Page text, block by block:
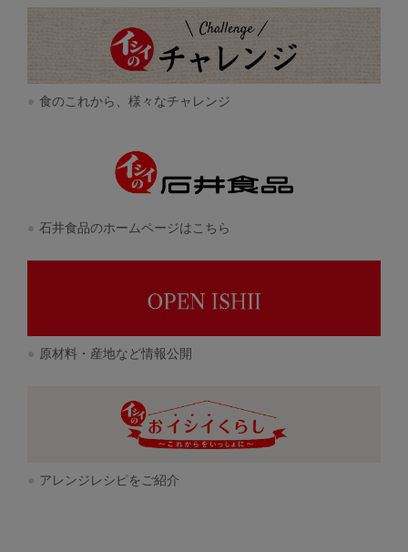
食のこれから、様々なチャレンジ
石井食品のホームページはこちら
原材料・産地など情報公開
アレンジレシピをご紹介